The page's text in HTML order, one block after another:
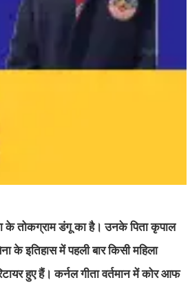
तोकग्राम डंगू का है। उनके पिता कृपाल
के इतिहास में पहली बार किसी महिला
हुए हैं। कर्नल गीता वर्तमान में कोर आफ